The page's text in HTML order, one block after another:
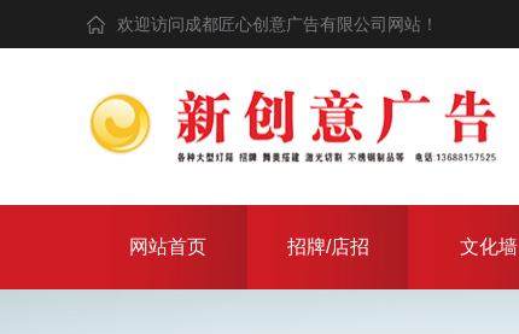
欢迎访问成都匠心创意广告有限公司网站！
网站首页 招牌/店招 文化墙